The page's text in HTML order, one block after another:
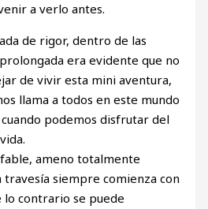
a verlo antes.
de rigor, dentro de las
era evidente que no
de vivir esta mini aventura,
llama a todos en este mundo
podemos disfrutar del
ameno totalmente
siempre comienza con
lo contrario se puede